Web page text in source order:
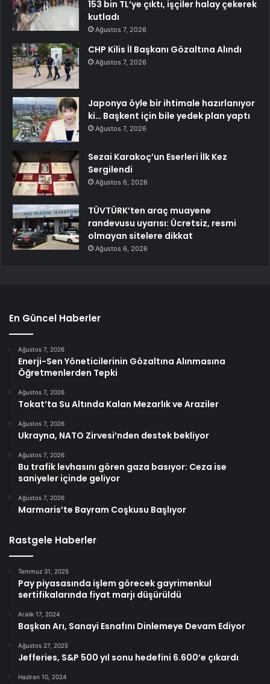
153 bin TL’ye çıktı, işçiler halay çekerek
kutladı
Ağustos 7, 2026
CHP Kilis İl Başkanı Gözaltına Alındı
Ağustos 7, 2026
Japonya öyle bir ihtimale hazırlanıyor
ki… Başkent için bile yedek plan yaptı
Ağustos 7, 2026
Sezai Karakoç’un Eserleri İlk Kez
Sergilendi
Ağustos 6, 2026
TÜVTÜRK’ten araç muayene
randevusu uyarısı: Ücretsiz, resmi
olmayan sitelere dikkat
Ağustos 6, 2026
En Güncel Haberler
Ağustos 7, 2026
Enerji-Sen Yöneticilerinin Gözaltına Alınmasına
Öğretmenlerden Tepki
Ağustos 7, 2026
Tokat’ta Su Altında Kalan Mezarlık ve Araziler
Ağustos 7, 2026
Ukrayna, NATO Zirvesi’nden destek bekliyor
Ağustos 7, 2026
Bu trafik levhasını gören gaza basıyor: Ceza ise
saniyeler içinde geliyor
Ağustos 7, 2026
Marmaris’te Bayram Coşkusu Başlıyor
Rastgele Haberler
Temmuz 31, 2025
Pay piyasasında işlem görecek gayrimenkul
sertifikalarında fiyat marjı düşürüldü
Aralık 17, 2024
Başkan Arı, Sanayi Esnafını Dinlemeye Devam Ediyor
Ağustos 27, 2025
Jefferies, S&P 500 yıl sonu hedefini 6.600’e çıkardı
Haziran 10, 2024